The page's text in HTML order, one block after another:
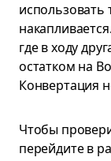
использовать
где в ходу
остатком на
Конвертация
Чтобы
перейдите в